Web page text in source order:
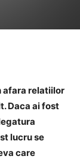
afara relatiilor
Daca ai fost
lucru se
care